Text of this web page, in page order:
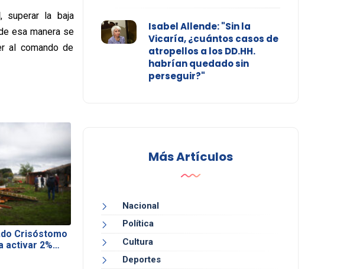
superar la baja
esa manera se
al comando de
Crisóstomo
activar 2%…
Isabel Allende: "Sin la
Vicaría, ¿cuántos casos de
atropellos a los DD.HH.
habrían quedado sin
perseguir?"
Más Artículos
Nacional
Política
Cultura
Deportes